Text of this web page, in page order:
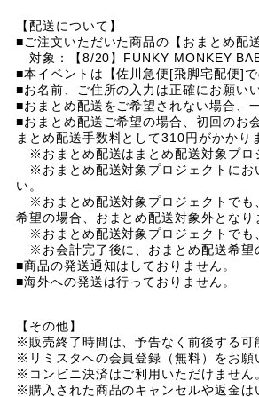
【配送について】
■ご注文いただいた商品の【おまとめ配
対象：【8/20】 FUNKY MONKEY
■本イベントは【佐川急便[飛脚宅配便]
■お名前、ご住所の入力は正確にお願い
■おまとめ配送をご希望されない場合、
■おまとめ配送ご希望の場合、初回のお
まとめ配送手数料として310円がかかり
※おまとめ配送はまとめ配送対象プロ
※おまとめ配送対象プロジェクトにお
い。
※おまとめ配送対象プロジェクトでも
希望の場合、おまとめ配送対象外となり
※おまとめ配送対象プロジェクトでも
※お会計完了後に、おまとめ配送希望
■商品の発送通知はしておりません。
■海外への発送は行っておりません。
【その他】
※販売終了時間は、予告なく前後する可
※リミスタへの会員登録（無料）をお願
※コンビニ決済はご利用いただけません
※購入された商品のキャンセルや返金は